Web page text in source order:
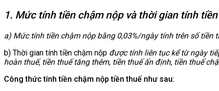
1. Mức tính tiền chậm nộp và thời gian tính
a) Mức tính tiền chậm nộp bằng 0,03%/ngàytính trên số tiền
b) Thời gian tính tiền chậm nộp được tính liên tục kể từ ngày
hoàn thuế, tiền thuế tăng thêm, tiền thuế ấn định, tiền thuế
Công thức tính tiền chậm nộp tiền thuế như sau: